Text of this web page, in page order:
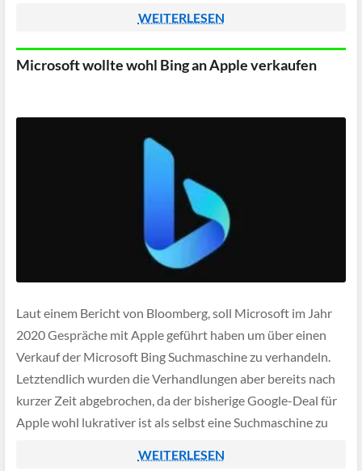
WEITERLESEN
Microsoft wollte wohl Bing an Apple verkaufen
Laut einem Bericht von Bloomberg, soll Microsoft im Jahr
2020 Gespräche mit Apple geführt haben um über einen
Verkauf der Microsoft Bing Suchmaschine zu verhandeln.
Letztendlich wurden die Verhandlungen aber bereits nach
kurzer Zeit abgebrochen, da der bisherige Google-Deal für
Apple wohl lukrativer ist als selbst eine Suchmaschine zu
WEITERLESEN